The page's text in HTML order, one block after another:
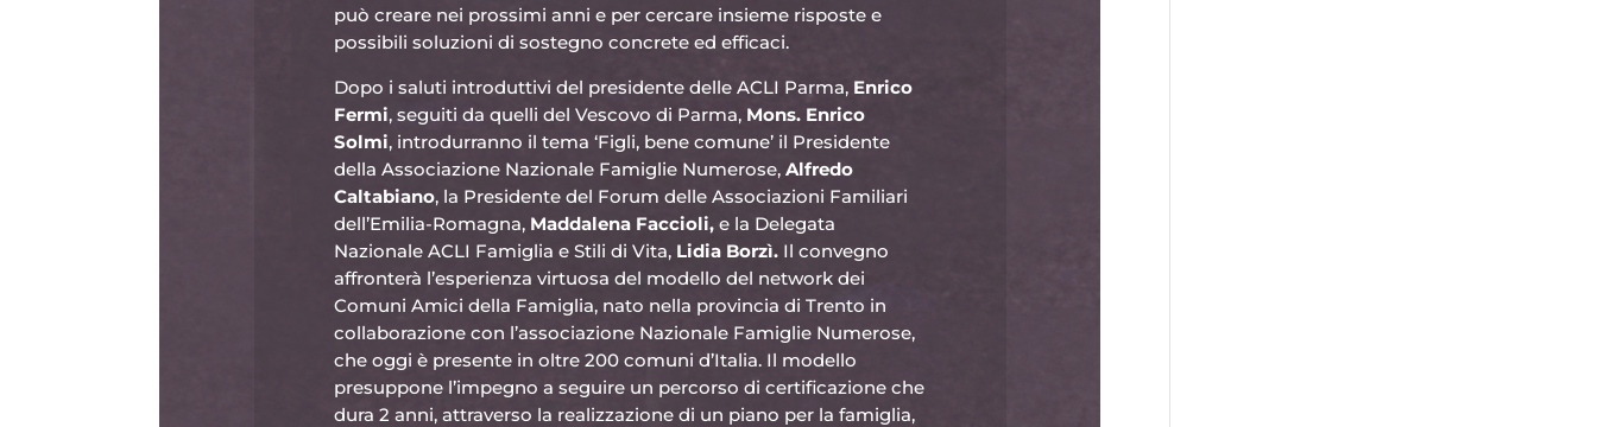
può creare nei prossimi anni e per cercare insieme risposte e
possibili soluzioni di sostegno concrete ed efficaci.
Dopo i saluti introduttivi del presidente delle ACLI Parma, Enrico
Fermi, seguiti da quelli del Vescovo di Parma, Mons. Enrico
Solmi, introdurranno il tema ‘Figli, bene comune’ il Presidente
della Associazione Nazionale Famiglie Numerose,Alfredo
Caltabiano, la Presidente del Forum delle Associazioni Familiari
dell’Emilia-Romagna, Maddalena Faccioli, e la Delegata
Nazionale ACLI Famiglia e Stili di Vita, Lidia Borzì. Il convegno
affronterà l’esperienza virtuosa del modello del network dei
Comuni Amici della Famiglia, nato nella provincia di Trento in
collaborazione con l’associazione Nazionale Famiglie Numerose,
che oggi è presente in oltre 200 comuni d’Italia. Il modello
presuppone l’impegno a seguire un percorso di certificazione che
dura 2 anni, attraverso la realizzazione di un piano per la famiglia,